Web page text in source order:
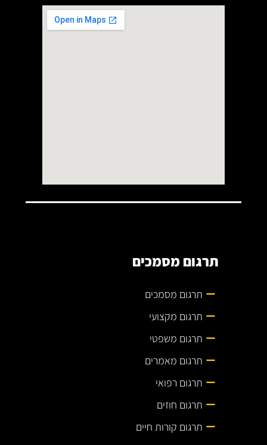
תרגום מסמכים
תרגום מסמכים
תרגום מקצועי
תרגום משפטי
תרגום מאמרים
תרגום רפואי
תרגום חוזים
תרגום קורות חיים